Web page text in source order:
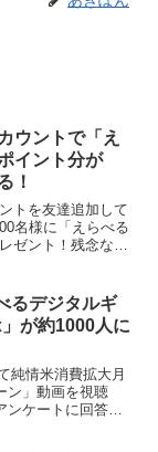
ウントで「え
イント分が
！
トを友達追加して
名様に「えらべる
ゼント！残念なが
催！...
るデジタルギ
が約1000人に
純情米消費拡大月
ン」動画を視聴
ケートに回答す